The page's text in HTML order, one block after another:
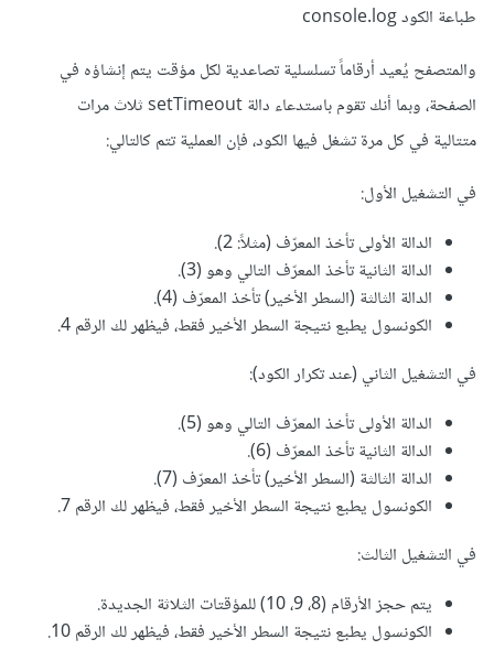
طباعة الكود console.log
والمتصفح يُعيد أرقاماً تسلسلية تصاعدية لكل مؤقت يتم إنشاؤه في
الصفحة، وبما أنك تقوم باستدعاء دالة setTimeout ثلاث مرات
متتالية في كل مرة تشغل فيها الكود، فإن العملية تتم كالتالي:
في التشغيل الأول:
الدالة الأولى تأخذ المعرّف (مثلاً: 2).
الدالة الثانية تأخذ المعرّف التالي وهو (3).
الدالة الثالثة (السطر الأخير) تأخذ المعرّف (4).
الكونسول يطبع نتيجة السطر الأخير فقط، فيظهر لك الرقم 4.
في التشغيل الثاني (عند تكرار الكود):
الدالة الأولى تأخذ المعرّف التالي وهو (5).
الدالة الثانية تأخذ المعرّف (6).
الدالة الثالثة (السطر الأخير) تأخذ المعرّف (7).
الكونسول يطبع نتيجة السطر الأخير فقط، فيظهر لك الرقم 7.
في التشغيل الثالث:
يتم حجز الأرقام (8، 9، 10) للمؤقتات الثلاثة الجديدة.
الكونسول يطبع نتيجة السطر الأخير فقط، فيظهر لك الرقم 10.